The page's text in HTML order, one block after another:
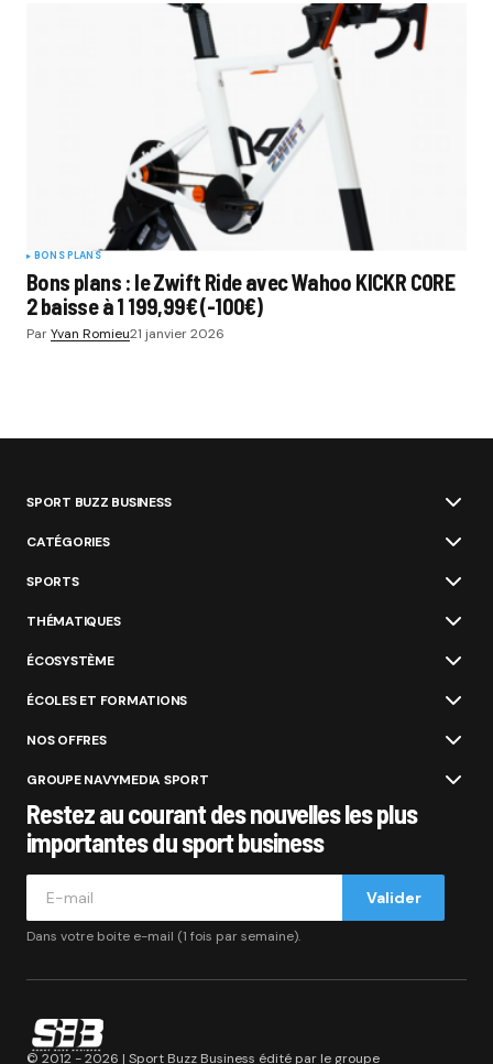
BONS PLANS
Bons plans : le Zwift Ride avec Wahoo KICKR CORE
2 baisse à 1 199,99€ (-100€)
ParYvan Romieu21 janvier 2026
SPORT BUZZ BUSINESS
CATÉGORIES
SPORTS
THÉMATIQUES
ÉCOSYSTÈME
ÉCOLES ET FORMATIONS
NOS OFFRES
GROUPE NAVYMEDIA SPORT
Restez au courant des nouvelles les plus
importantes du sport business
Valider
Dans votre boite e-mail (1 fois par semaine).
© 2012 - 2026 | Sport Buzz Business édité par le groupe